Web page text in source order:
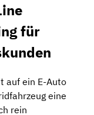
für
auf ein E-Auto
eine
rein